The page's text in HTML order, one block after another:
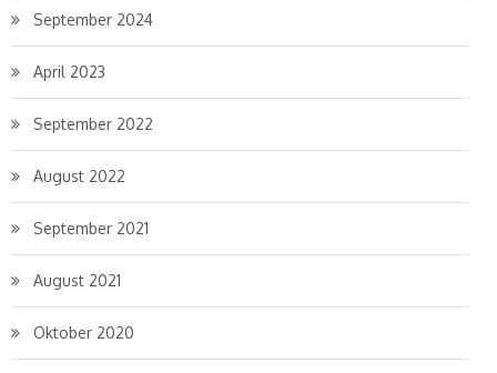
September 2024
April 2023
September 2022
August 2022
September 2021
August 2021
Oktober 2020